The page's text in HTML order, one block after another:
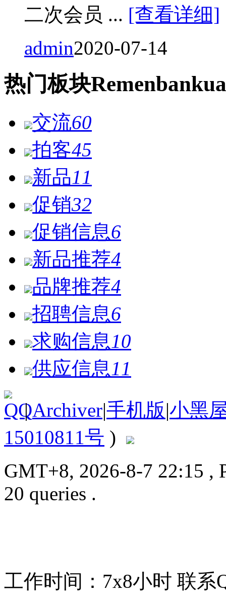
二次会员 ... [查看详细]
admin2020-07-14
热门板块Remen
交流60
拍客45
新品11
促销32
促销信息6
新品推荐4
品牌推荐4
招聘信息6
求购信息 10
供应信息 11
| Archiver|手机版|小黑
15010811号 )
GMT+8, 2026-8-7 22:15 ,
20 queries .
工作时间：7x8小时 联系